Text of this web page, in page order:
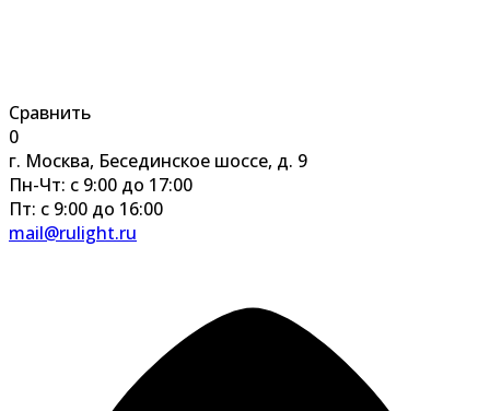
Сравнить
0
г. Москва, Бесединское шоссе, д. 9
Пн-Чт: с 9:00 до 17:00
Пт: с 9:00 до 16:00
mail@rulight.ru